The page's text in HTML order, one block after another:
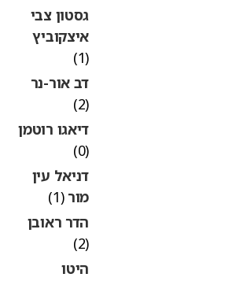
גסטון צבי
איצקוביץ
דב אור-נר
דיאגו רוטמן
דניאל עין
מור(1)
הדר ראובן
היטו